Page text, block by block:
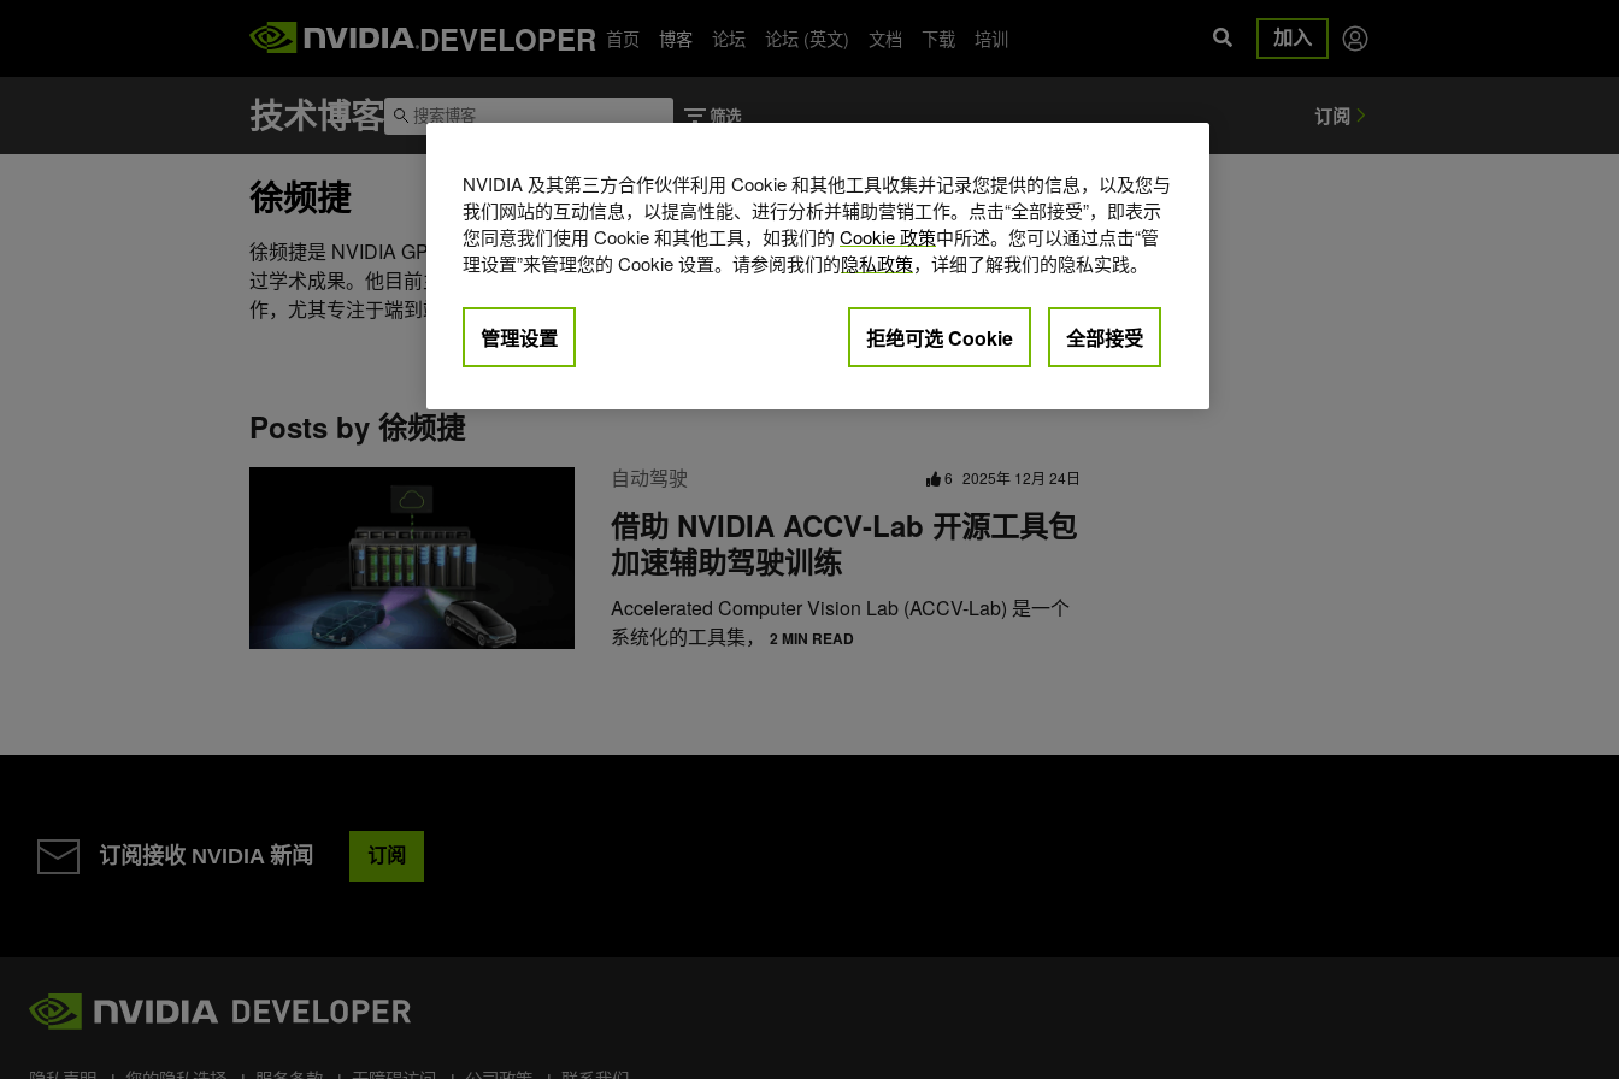
DEVELOPER 首页 博客 论坛 论坛 (英文) 文档 下载 培训 加入
徐频捷
徐频捷是 NVIDIA GPU 计算专家组工程师，曾在 SOSP 和 ISCA 上发表
过学术成果。他目前主要从事自动驾驶领域的训练和推理性能优化工
作，尤其专注于端到端模型、VLA 模型以及基于视频数据的训练。
Posts by 徐频捷
自动驾驶 6 2025年 12月 24日
借助 NVIDIA ACCV-Lab 开源工具包
加速辅助驾驶训练
Accelerated Computer Vision Lab (ACCV-Lab) 是一个
系统化的工具集，
2 MIN READ
订阅接收 NVIDIA 新闻 订阅
NVIDIA 及其第三方合作伙伴利用 Cookie 和其他工具收集并记录您提供的信息，以及您与
我们网站的互动信息，以提高性能、进行分析并辅助营销工作。点击“全部接受”，即表示
您同意我们使用 Cookie 和其他工具，如我们的 Cookie 政策中所述。您可以通过点击“管
理设置”来管理您的 Cookie 设置。请参阅我们的隐私政策，详细了解我们的隐私实践。
管理设置 拒绝可选 Cookie 全部接受